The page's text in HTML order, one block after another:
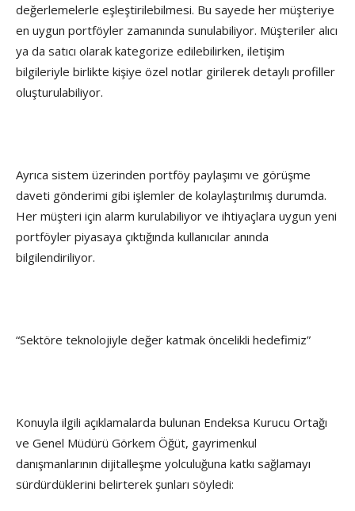
değerlemelerle eşleştirilebilmesi. Bu sayede her müşteriye
en uygun portföyler zamanında sunulabiliyor. Müşteriler alıcı
ya da satıcı olarak kategorize edilebilirken, iletişim
bilgileriyle birlikte kişiye özel notlar girilerek detaylı profiller
oluşturulabiliyor.
Ayrıca sistem üzerinden portföy paylaşımı ve görüşme
daveti gönderimi gibi işlemler de kolaylaştırılmış durumda.
Her müşteri için alarm kurulabiliyor ve ihtiyaçlara uygun yeni
portföyler piyasaya çıktığında kullanıcılar anında
bilgilendiriliyor.
“Sektöre teknolojiyle değer katmak öncelikli hedefimiz”
Konuyla ilgili açıklamalarda bulunan Endeksa Kurucu Ortağı
ve Genel Müdürü Görkem Öğüt, gayrimenkul
danışmanlarının dijitalleşme yolculuğuna katkı sağlamayı
sürdürdüklerini belirterek şunları söyledi: